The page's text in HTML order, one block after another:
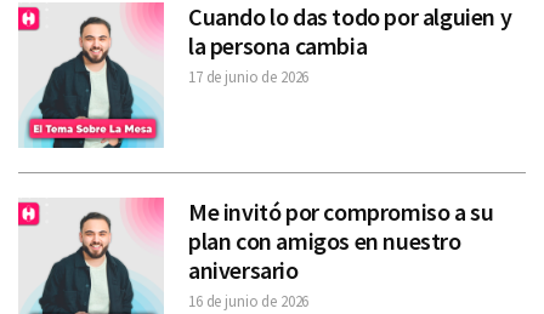
Cuando lo das todo por alguien y
la persona cambia
17 de junio de 2026
Me invitó por compromiso a su
plan con amigos en nuestro
aniversario
16 de junio de 2026